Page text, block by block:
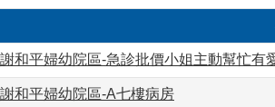
和平婦幼院區-急診批價小姐主動幫忙有
和平婦幼院區-A七樓病房